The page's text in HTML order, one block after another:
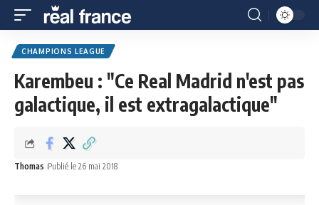
CHAMPIONS LEAGUE
Karembeu : "Ce Real Madrid n'est pas
galactique, il est extragalactique"
Thomas Publié le 26 mai 2018